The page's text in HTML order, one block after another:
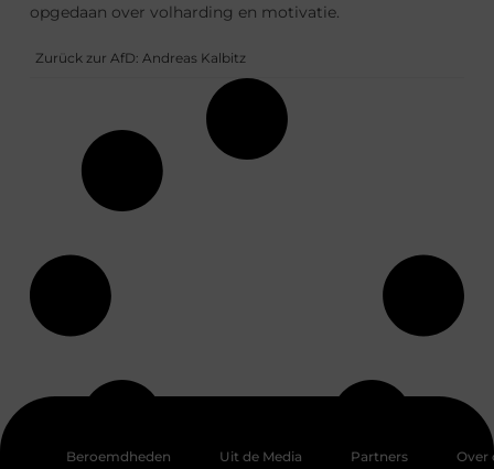
opgedaan over volharding en motivatie.
Zurück zur AfD: Andreas Kalbitz
Beroemdheden Uit de Media Partners
Over